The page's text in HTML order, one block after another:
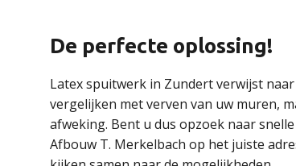
De perfecte oplossing!
Latex spuitwerk in Zundert verwijst
vergelijken met verven van uw muren,
afweking. Bent u dus opzoek naar
Afbouw T. Merkelbach op het juiste